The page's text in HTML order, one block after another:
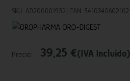
SKU: AD200001932 | EAN: 5410340602102
Precio: 39,25 €(IVA Incluido)